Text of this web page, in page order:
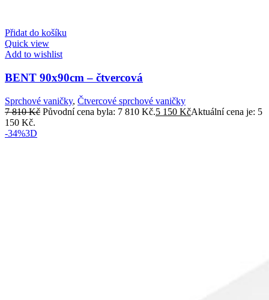
Přidat do košíku
Quick view
Add to wishlist
BENT 90x90cm – čtvercová
Sprchové vaničky, Čtvercové sprchové vaničky
7 810Kč Původní cena byla: 7 810 Kč.5 150 KčAktuální cena je: 5
150 Kč.
-34%3D